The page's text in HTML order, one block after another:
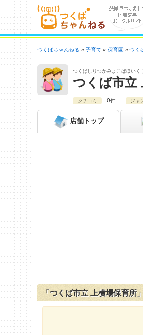
つくばちゃんねる 子育て 保育園 つく
つくばしりつかみよこばほいく
つくば市立
クチコミ 0件 ジャ
店舗 トップ
「つくば市立 上横場保育所